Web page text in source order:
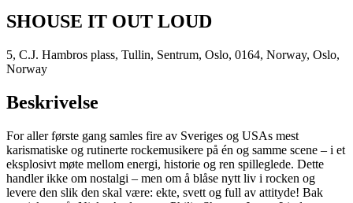
SHOUSE IT OUT LOUD
5, C.J. Hambros plass, Tullin, Sentrum, Oslo, 0164, Norway, Oslo,
Norway
Beskrivelse
For aller første gang samles fire av Sveriges og USAs mest
karismatiske og rutinerte rockemusikere på én og samme scene – i et
eksplosivt møte mellom energi, historie og ren spilleglede. Dette
handler ikke om nostalgi – men om å blåse nytt liv i rocken og
levere den slik den skal være: ekte, svett og full av attityde! Bak